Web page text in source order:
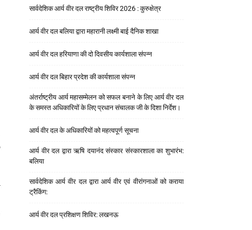
सार्वदेशिक आर्य वीर दल राष्ट्रीय शिविर 2026 : कुरुक्षेत्र
आर्य वीर दल बलिया द्वारा महारानी लक्ष्मी बाई दैनिक शाखा
आर्य वीर दल हरियाणा की दो दिवसीय कार्यशाला संपन्न
आर्य वीर दल बिहार प्रदेश की कार्यशाला संपन्न
अंतर्राष्ट्रीय आर्य महासम्मेलन को सफल बनाने के लिए आर्य वीर दल
के समस्त अधिकारियों के लिए प्रधान संचालक जी के दिशा निर्देश।
आर्य वीर दल के अधिकारियों को महत्वपूर्ण सूचना
आर्य वीर दल द्वारा ऋषि दयानंद संस्कार संस्कारशाला का शुभारंभ:
बलिया
सार्वदेशिक आर्य वीर दल द्वारा आर्य वीर एवं वीरांगनाओं को कराया
ट्रैकिंग:
आर्य वीर दल प्रशिक्षण शिविर: लखनऊ